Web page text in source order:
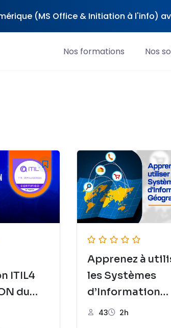
(MS Office & Initiation à l'info)
Nos formations Nos
ITIL4
du
Apprenez à
les Systèmes
d’Information
Géographique
43 2h